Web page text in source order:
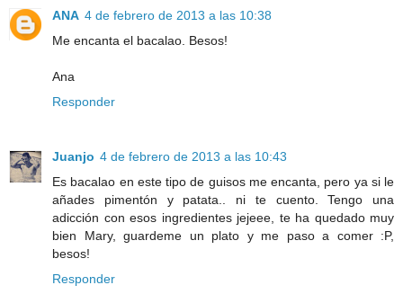
ANA 4 de febrero de 2013 a las 10:38
Me encanta el bacalao. Besos!
Ana
Responder
Juanjo 4 de febrero de 2013 a las 10:43
Es bacalao en este tipo de guisos me encanta, pero ya si le
añades pimentón y patata.. ni te cuento. Tengo una
adicción con esos ingredientes jejeee, te ha quedado muy
bien Mary, guardeme un plato y me paso a comer :P,
besos!
Responder